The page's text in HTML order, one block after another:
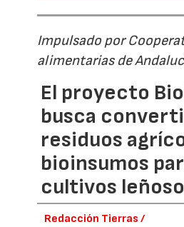
Impulsado por
alimentarias de
El proyecto
busca
residuos
bioinsumos
cultivos
Redacción Tierras /